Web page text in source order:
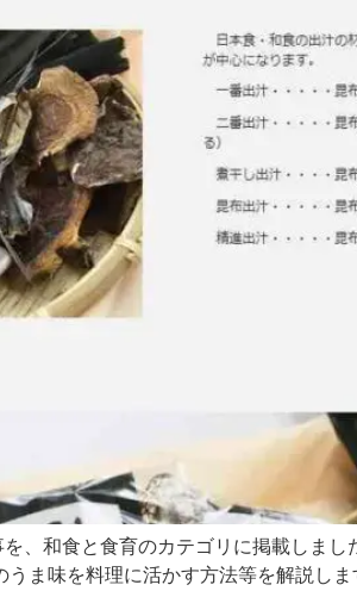
、和食と食育のカテゴリに掲載しま
ま味を料理に活かす方法等を解説しま